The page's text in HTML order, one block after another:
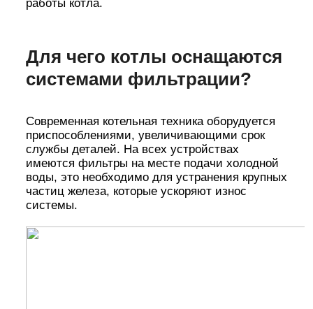
работы котла.
Для чего котлы оснащаются
системами фильтрации?
Современная котельная техника оборудуется
приспособлениями, увеличивающими срок
службы деталей. На всех устройствах
имеются фильтры на месте подачи холодной
воды, это необходимо для устранения крупных
частиц железа, которые ускоряют износ
системы.